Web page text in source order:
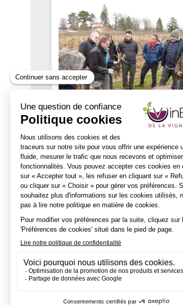
Description
✔ Optimisation de la longévité des vignes.
✔ Production plus stable et qualitative.